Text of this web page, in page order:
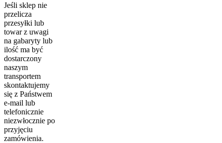
Jeśli sklep nie
przelicza
przesyłki lub
towar z uwagi
na gabaryty lub
ilość ma być
dostarczony
naszym
transportem
skontaktujemy
się z Państwem
e-mail lub
telefonicznie
niezwłocznie po
przyjęciu
zamówienia.